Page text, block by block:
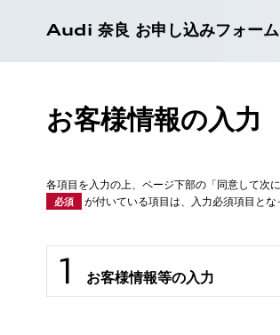
Audi 奈良 お申し込みフォーム
お客様情報の入力
各項目を入力の上、ページ下部の「同意して次
必須 が付いている項目は、入力必須項目とな
お客様情報等の入力